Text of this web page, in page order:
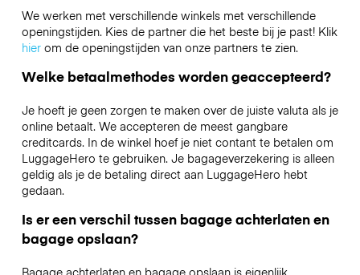
We werken met verschillende winkels met verschillende
openingstijden. Kies de partner die het beste bij je past! Klik
hierom de openingstijden van onze partners te zien.
Welke betaalmethodes worden geaccepteerd?
Je hoeft je geen zorgen te maken over de juiste valuta als je
online betaalt. We accepteren de meest gangbare
creditcards. In de winkel hoef je niet contant te betalen om
LuggageHero te gebruiken. Je bagageverzekering is alleen
geldig als je de betaling direct aan LuggageHero hebt
gedaan.
Is er een verschil tussen bagage achterlaten en
bagage opslaan?